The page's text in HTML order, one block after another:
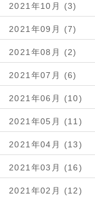
2021年10月 (3)
2021年09月 (7)
2021年08月 (2)
2021年07月 (6)
2021年06月 (10)
2021年05月 (11)
2021年04月 (13)
2021年03月 (16)
2021年02月 (12)